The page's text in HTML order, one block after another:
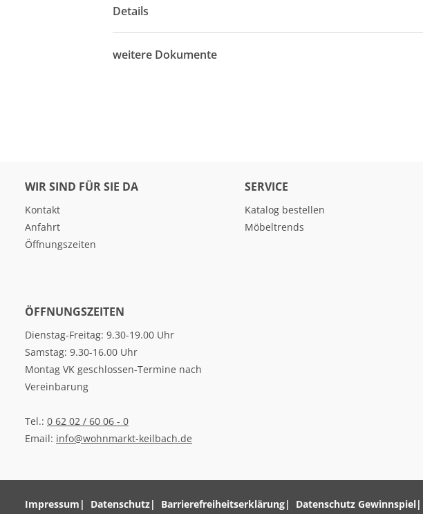
Details
weitere Dokumente
WIR SIND FÜR SIE DA
Kontakt
Anfahrt
Öffnungszeiten
SERVICE
Katalog bestellen
Möbeltrends
ÖFFNUNGSZEITEN
Dienstag-Freitag: 9.30-19.00 Uhr
Samstag: 9.30-16.00 Uhr
Montag VK geschlossen-Termine nach
Vereinbarung
Tel.: 0 62 02 / 60 06 - 0
Email: info@wohnmarkt-keilbach.de
Impressum Datenschutz Barrierefreiheitserklärung Datenschutz Gewinnspiel